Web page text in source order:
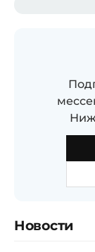
Новости